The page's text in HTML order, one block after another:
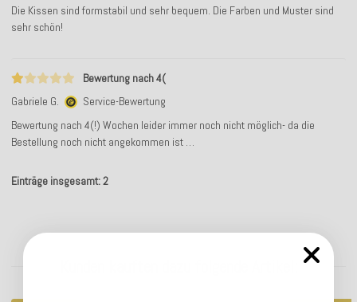
Die Kissen sind formstabil und sehr bequem. Die Farben und Muster sind
sehr schön!
Bewertung nach 4(
Gabriele G.
Service-Bewertung
Bewertung nach 4(!) Wochen leider immer noch nicht möglich- da die
Bestellung noch nicht angekommen ist …
Einträge insgesamt: 2